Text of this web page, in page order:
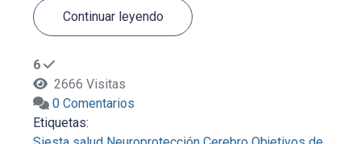
Continuar leyendo
6
2666 Visitas
0 Comentarios
Etiquetas: